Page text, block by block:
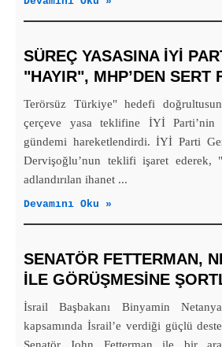
SÜREÇ YASASINA İYİ
"HAYIR", MHP’DEN SERT
Terörsüz Türkiye" hedefi
çerçeve yasa teklifine İYİ Parti’nin
gündemi hareketlendirdi. İYİ Parti
Dervişoğlu’nun teklifi işaret ederek,
adlandırılan ihanet ...
Devamını Oku »
SENATÖR FETTERMAN,
ILE GÖRÜŞMESINE
İsrail Başbakanı Binyamin
kapsamında İsrail’e verdiği güçlü
Senatör John Fetterman ile bir